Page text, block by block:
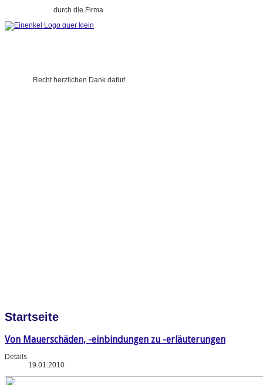
durch die Firma
Recht herzlichen Dank dafür!
Startseite
Von Mauerschäden, -einbindungen zu -erläuterungen
Details
19.01.2010